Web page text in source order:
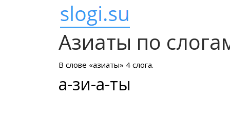
Азиаты по
В слове «азиаты» 4 слога.
а-зи-а-ты